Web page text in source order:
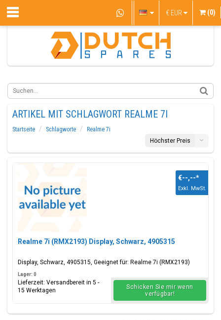
€ EUR (0)
ARTIKEL MIT SCHLAGWORT REALME 7I
Startseite Schlagworte
Realme 7i
Höchster Preis
Realme 7i (RMX2193) Display, Schwarz, 4905315
Display, Schwarz, 4905315, Geeignet für: Realme 7i (RMX2193)
€--,--*
Exkl. MwSt.
Lager: 0
Lieferzeit: Versandbereit in 5 -
15 Werktagen
Schicken Sie mir wenn
verfügbar!